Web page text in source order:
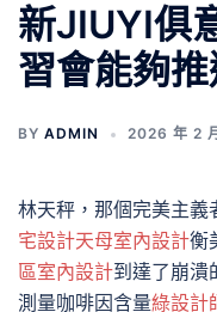
新JIUYI俱
習會能夠
BY ADMIN 2026 年 2
林天秤，那個完美主義
宅設計天母室內設計衡
區室內設計到達了崩潰
測量咖啡因含量綠設計